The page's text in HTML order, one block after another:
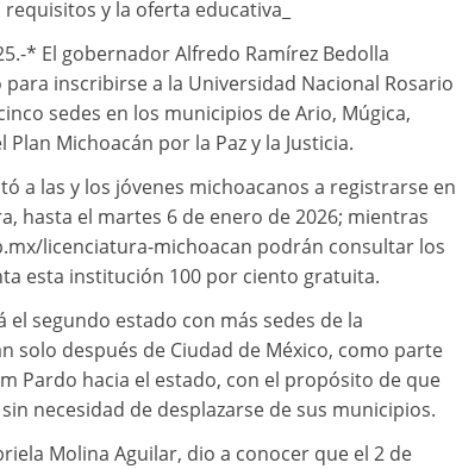
y la oferta educativa_
* El gobernador Alfredo Ramírez Bedolla
inscribirse a la Universidad Nacional Rosario
sedes en los municipios de Ario, Múgica,
Michoacán por la Paz y la Justicia.
a las y los jóvenes michoacanos a registrarse en
hasta el martes 6 de enero de 2026; mientras
licenciatura-michoacan podrán consultar los
esta institución 100 por ciento gratuita.
segundo estado con más sedes de la
solo después de Ciudad de México, como parte
Pardo hacia el estado, con el propósito de que
necesidad de desplazarse de sus municipios.
Molina Aguilar, dio a conocer que el 2 de